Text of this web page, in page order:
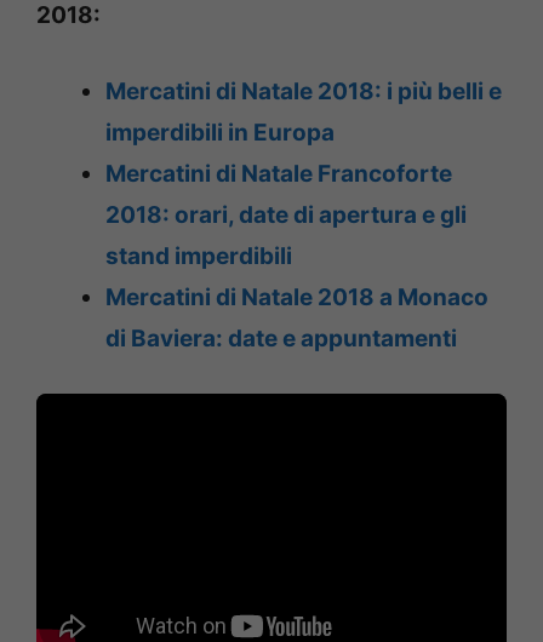
2018:
Mercatini di Natale 2018: i più belli e
imperdibili in Europa
Mercatini di Natale Francoforte
2018: orari, date di apertura e gli
stand imperdibili
Mercatini di Natale 2018 a Monaco
di Baviera: date e appuntamenti